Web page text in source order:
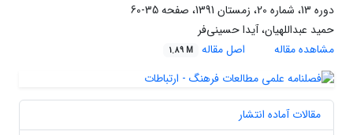
دوره 13، شماره 20، زمستان 1391، صفحه
35-60
حمید عبداللهیان، آیدا حسینی‌فر
مشاهده مقاله
اصل مقاله 1.89 M
مقالات آماده انتشار